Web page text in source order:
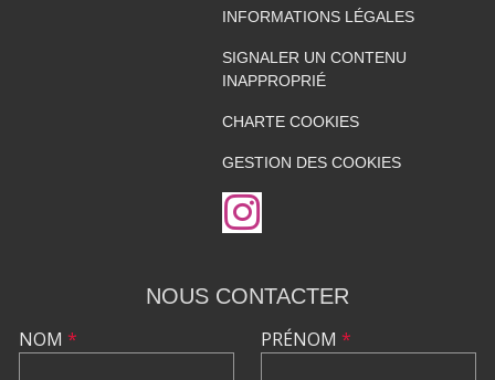
INFORMATIONS LÉGALES
SIGNALER UN CONTENU
INAPPROPRIÉ
CHARTE COOKIES
GESTION DES COOKIES
NOUS CONTACTER
NOM * PRÉNOM *